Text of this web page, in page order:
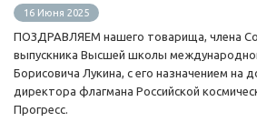
16 Июня 2025
ПОЗДРАВЛЯЕМ нашего товарища, члена
выпускника Высшей школы
Борисовича Лукина, с его назначением на
директора флагмана Российской
Прогресс.